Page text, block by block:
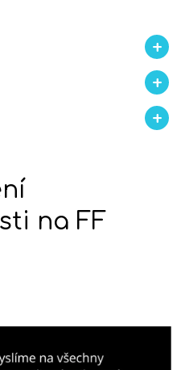
AI Ambasador
Soutěže
na FF